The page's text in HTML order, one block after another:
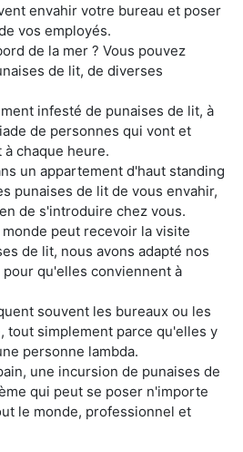
envahir votre bureau et poser
vos employés.
de la mer ? Vous pouvez
de lit, de diverses
infesté de punaises de lit, à
de personnes qui vont et
chaque heure.
un appartement d'haut standing
punaises de lit de vous envahir,
de s'introduire chez vous.
peut recevoir la visite
de lit, nous avons adapté nos
qu'elles conviennent à
souvent les bureaux ou les
tout simplement parce qu'elles y
personne lambda.
une incursion de punaises de
qui peut se poser n'importe
le monde, professionnel et